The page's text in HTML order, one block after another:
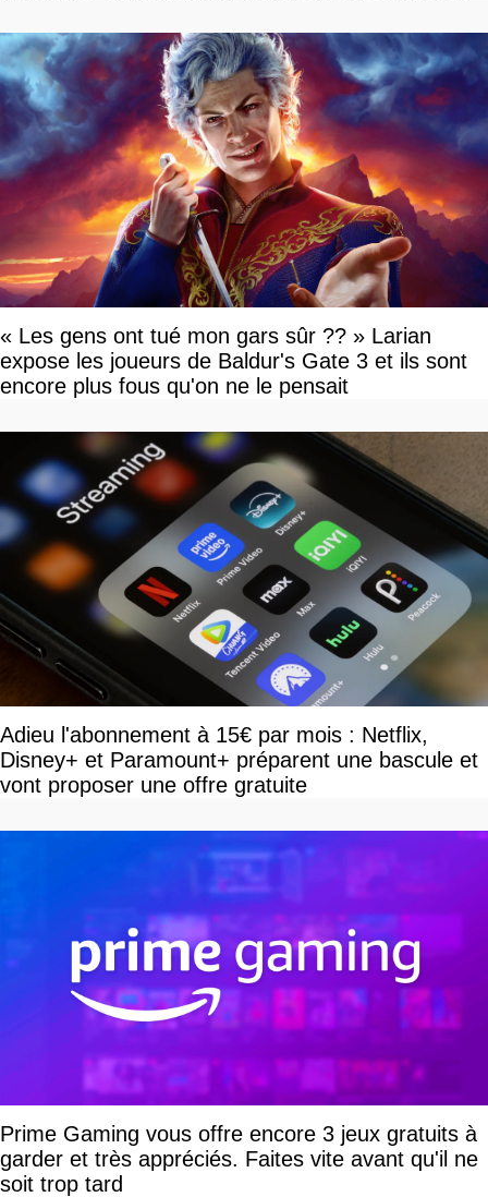
« Les gens ont tué mon gars sûr ?? » Larian
expose les joueurs de Baldur's Gate 3 et ils sont
encore plus fous qu'on ne le pensait
Adieu l'abonnement à 15€ par mois : Netflix,
Disney+ et Paramount+ préparent une bascule et
vont proposer une offre gratuite
Prime Gaming vous offre encore 3 jeux gratuits à
garder et très appréciés. Faites vite avant qu'il ne
soit trop tard